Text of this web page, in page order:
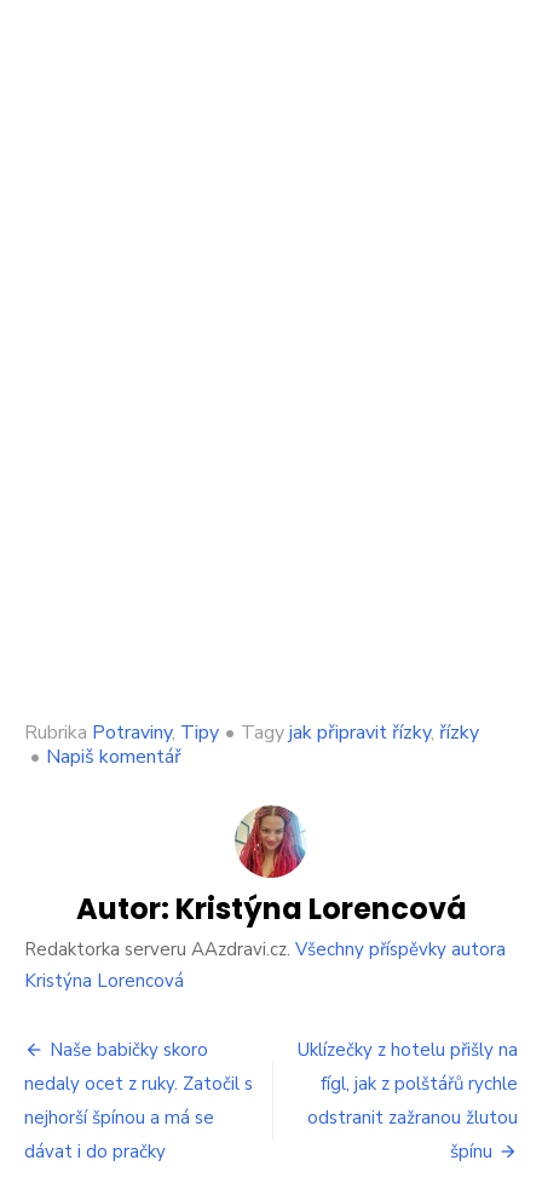
Rubrika Potraviny, Tipy • Tagyjak připravit řízky, řízky
• Napiš komentářon
tak,
že
je
špatně
to
až
95
%
Autor: Kristýna Lorencová
Redaktorka serveru AAzdravi.cz. Všechny příspěvky autora
Kristýna Lorencová
Navigace
pro
příspěvek
Naše babičky skoro
nedaly ocet z ruky. Zatočil s
nejhorší špínou a má se
dávat i do pračky
Uklízečky z hotelu přišly na
fígl, jak z polštářů rychle
odstranit zažranou žlutou
špínu